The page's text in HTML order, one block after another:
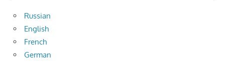
Russian
English
French
German